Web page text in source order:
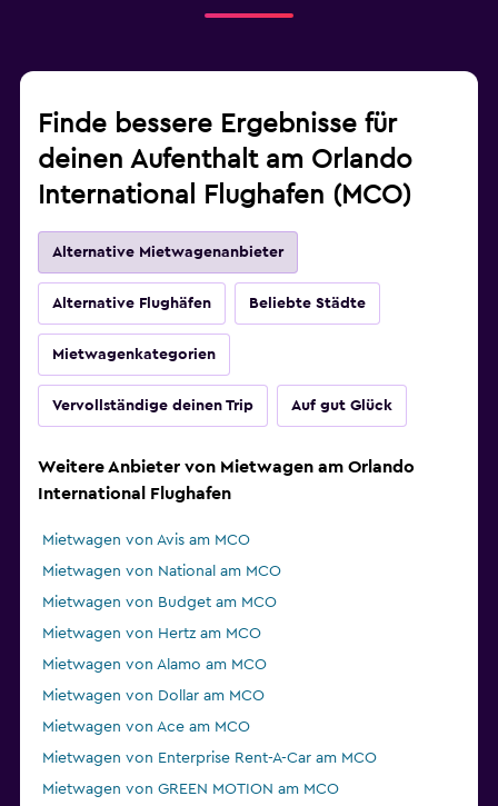
Finde bessere Ergebnisse für
deinen Aufenthalt am Orlando
International Flughafen (MCO)
Alternative Mietwagenanbieter
Alternative Flughäfen Beliebte Städte
Mietwagenkategorien
Vervollständige deinen Trip Auf gut Glück
Weitere Anbieter von Mietwagen am Orlando
International Flughafen
Mietwagen von Avis am MCO
Mietwagen von National am MCO
Mietwagen von Budget am MCO
Mietwagen von Hertz am MCO
Mietwagen von Alamo am MCO
Mietwagen von Dollar am MCO
Mietwagen von Ace am MCO
Mietwagen von Enterprise Rent-A-Car am MCO
Mietwagen von GREEN MOTION am MCO